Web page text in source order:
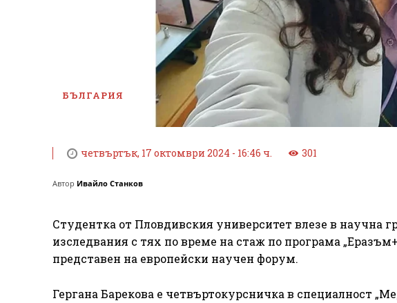
БЪЛГАРИЯ
четвъртък, 17 октомври 2024 - 16:46 ч. 301
Автор Ивайло Станков
Студентка от Пловдивския университет влезе в научна
изследвания с тях по време на стаж по програма
представен на европейски научен форум.
Гергана Барекова е четвъртокурсничка в специалност